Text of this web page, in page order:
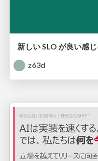
新しい SLO が良い感
z63d